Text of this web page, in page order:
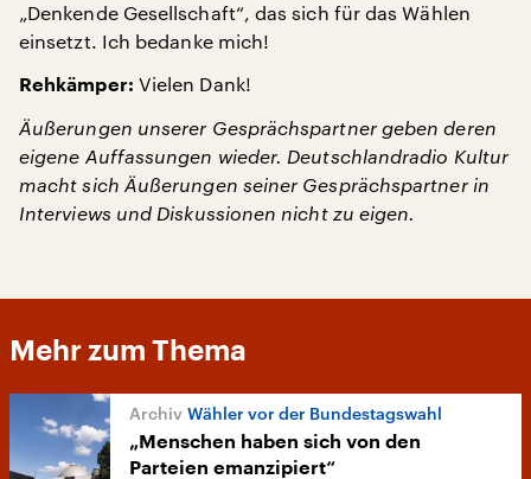
„Denkende Gesellschaft“, das sich für das Wählen
einsetzt. Ich bedanke mich!
Rehkämper: Vielen Dank!
Äußerungen unserer Gesprächspartner geben deren
eigene Auffassungen wieder. Deutschlandradio Kultur
macht sich Äußerungen seiner Gesprächspartner in
Interviews und Diskussionen nicht zu eigen.
Mehr zum Thema
Wähler vor der Bundestagswahl
„Menschen haben sich von den
Parteien emanzipiert“